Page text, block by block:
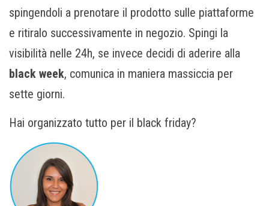
spingendoli a prenotare il prodotto sulle piattaforme
e ritiralo successivamente in negozio. Spingi la
visibilità nelle 24h, se invece decidi di aderire alla
black week, comunica in maniera massiccia per
sette giorni.
Hai organizzato tutto per il black friday?